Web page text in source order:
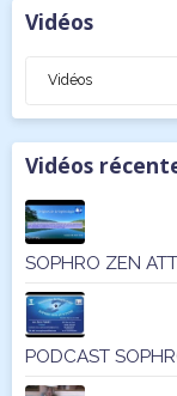
Vidéos
Vidéos
Vidéos
SOPHRO ZEN
PODCAST